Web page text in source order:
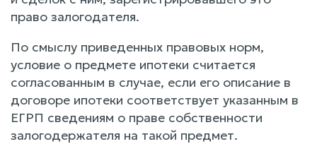
право залогодателя.
По смыслу приведенных правовых норм,
условие о предмете ипотеки считается
согласованным в случае, если его описание в
договоре ипотеки соответствует указанным в
ЕГРП сведениям о праве собственности
залогодержателя на такой предмет.